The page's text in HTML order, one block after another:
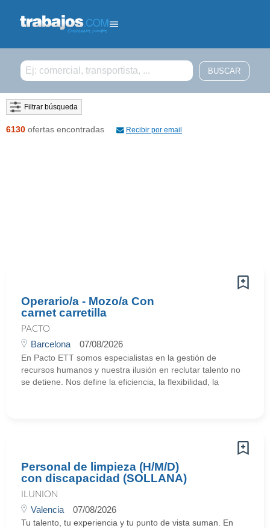
Filtrar búsqueda
6130 ofertas encontradas Recibir por email
Operario/a - Mozo/a Con
carnet carretilla
PACTO
Barcelona 07/08/2026
En Pacto ETT somos especialistas en la gestión de
recursos humanos y nuestra ilusión en reclutar talento no
se detiene. Nos define la eficiencia, la flexibilidad, la
Personal de limpieza (H/M/D)
con discapacidad (SOLLANA)
ILUNION
Valencia 07/08/2026
Tu talento, tu experiencia y tu punto de vista suman. En